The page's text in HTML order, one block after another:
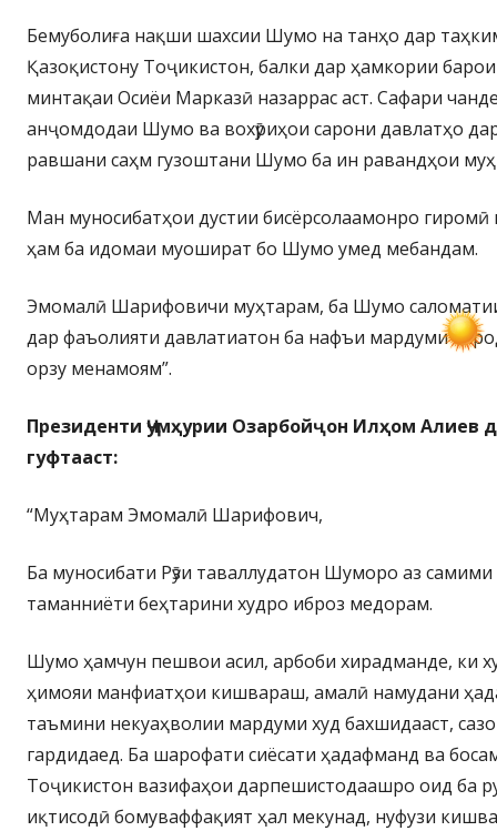
Бемуболиға нақши шахсии Шумо на танҳо дар
Қазоқистону Тоҷикистон, балки дар ҳамкории
минтақаи Осиёи Марказӣ назаррас аст. Сафари
анҷомдодаи Шумо ва вохӯриҳои сарони давлатҳо
равшани саҳм гузоштани Шумо ба ин равандҳои
Ман муносибатҳои дустии бисёрсолаамонро
ҳам ба идомаи муошират бо Шумо умед мебандам.
Эмомалӣ Шарифовичи муҳтарам, ба Шумо
дар фаъолияти давлатиатон ба нафъи мардуми
орзу менамоям”.
Президенти Ҷумҳурии Озарбойҷон Илҳом Алиев
гуфтааст:
“Муҳтарам Эмомалӣ Шарифович,
Ба муносибати Рӯзи таваллудатон Шуморо аз самими
таманниёти беҳтарини худро иброз медорам.
Шумо ҳамчун пешвои асил, арбоби хирадманде, ки
ҳимояи манфиатҳои кишвараш, амалӣ намудани
таъмини некуаҳволии мардуми худ бахшидааст,
гардидаед. Ба шарофати сиёсати ҳадафманд ва
Тоҷикистон вазифаҳои дарпешистодаашро оид ба
иқтисодӣ бомуваффақият ҳал мекунад, нуфузи